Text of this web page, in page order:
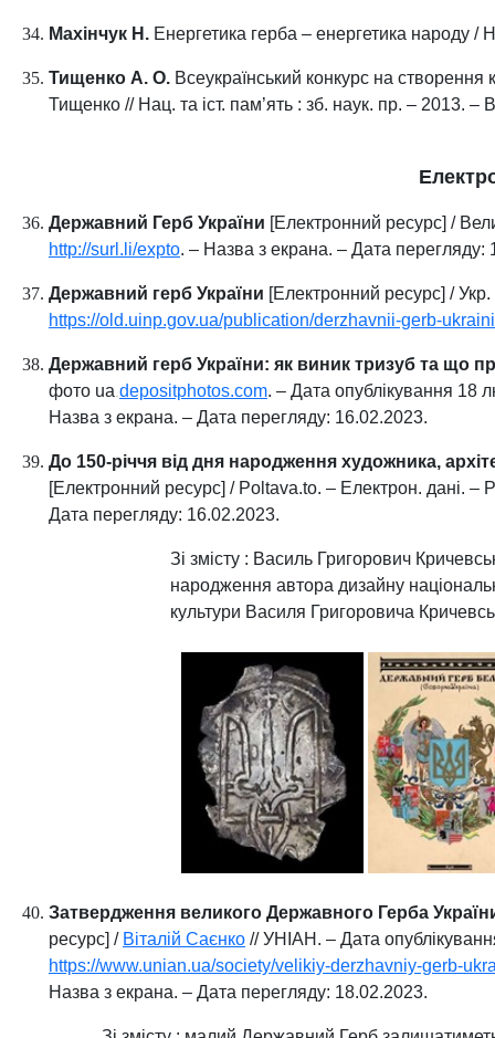
Махінчук Н. Енергетика герба – енергетика народу
Тищенко А. О. Всеукраїнський конкурс на
Тищенко // Нац. та іст. пам’ять : зб. наук. пр. – 2013.
Державний Герб України [Електронний ресурс] /
http://surl.li/expto. – Назва з екрана. – Дата перегляду:
Державний герб України [Електронний ресурс] / Укр.
https://old.uinp.gov.ua/publication/derzhavnii-gerb-ukraini
Державний герб України: як виник тризуб та що
фото ua depositphotos.com. – Дата опублікування 18
Назва з екрана. – Дата перегляду: 16.02.2023.
До 150-річчя від дня народження художника,
[Електронний ресурс] / Poltava.to. – Електрон. дані. –
Дата перегляду: 16.02.2023.
Зі змісту : Василь Григорович
народження автора дизайну
культури Василя Григоровича
Затвердження великого Державного Герба
ресурс] / Віталій Саєнко // УНІАН. – Дата
https://www.unian.ua/society/velikiy-derzhavniy-gerb-
Назва з екрана. – Дата перегляду: 18.02.2023.